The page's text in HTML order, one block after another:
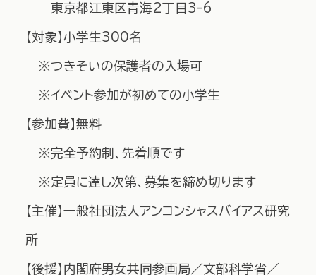
東京都江東区青海2丁目3-6
【対象】小学生300名
※つきそいの保護者の入場可
※イベント参加が初めての小学生
【参加費】無料
※完全予約制、先着順です
※定員に達し次第、募集を締め切ります
【主催】一般社団法人アンコンシャスバイアス研究
所
【後援】内閣府男女共同参画局／文部科学省／